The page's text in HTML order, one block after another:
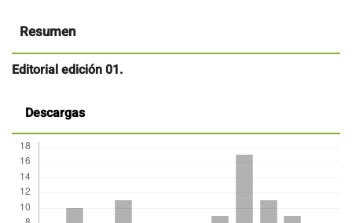
Resumen
Editorial edición 01.
Descargas